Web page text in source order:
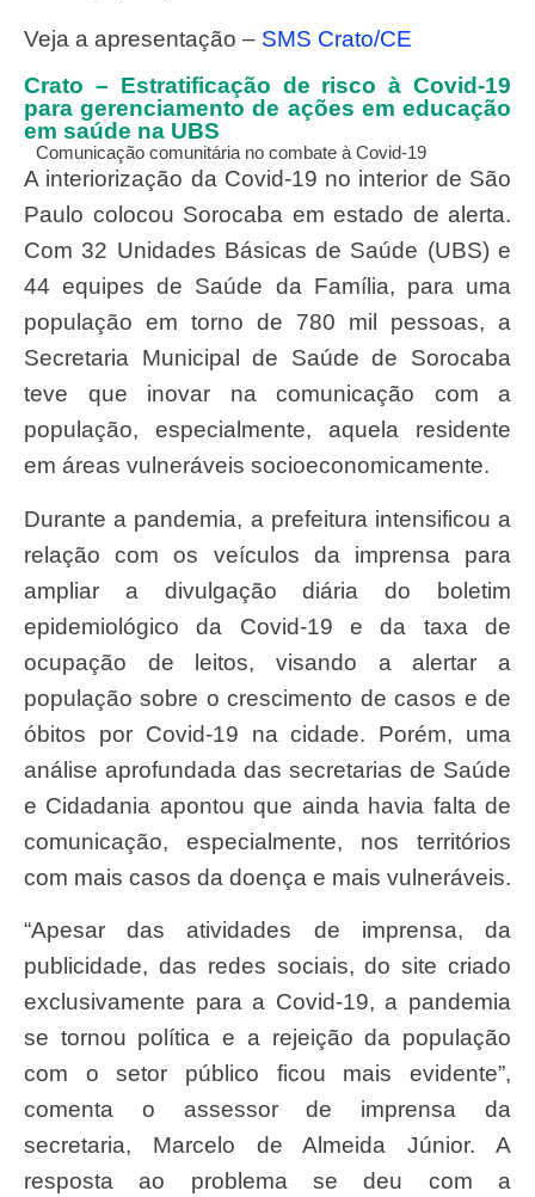
Veja a apresentação – SMS Crato/CE
Crato – Estratificação de risco à Covid-19
para gerenciamento de ações em educação
em saúde na UBS
Comunicação comunitária no combate à Covid-19
A interiorização da Covid-19 no interior de São
Paulo colocou Sorocaba em estado de alerta.
Com 32 Unidades Básicas de Saúde (UBS) e
44 equipes de Saúde da Família, para uma
população em torno de 780 mil pessoas, a
Secretaria Municipal de Saúde de Sorocaba
teve que inovar na comunicação com a
população, especialmente, aquela residente
em áreas vulneráveis socioeconomicamente.
Durante a pandemia, a prefeitura intensificou a
relação com os veículos da imprensa para
ampliar a divulgação diária do boletim
epidemiológico da Covid-19 e da taxa de
ocupação de leitos, visando a alertar a
população sobre o crescimento de casos e de
óbitos por Covid-19 na cidade. Porém, uma
análise aprofundada das secretarias de Saúde
e Cidadania apontou que ainda havia falta de
comunicação, especialmente, nos territórios
com mais casos da doença e mais vulneráveis.
“Apesar das atividades de imprensa, da
publicidade, das redes sociais, do site criado
exclusivamente para a Covid-19, a pandemia
se tornou política e a rejeição da população
com o setor público ficou mais evidente”,
comenta o assessor de imprensa da
secretaria, Marcelo de Almeida Júnior. A
resposta ao problema se deu com a